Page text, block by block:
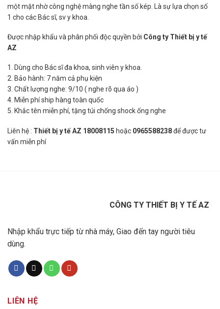
một mặt nhờ công nghệ màng nghe tần số kép. Là sự lựa chọn số
1 cho các Bác sĩ, sv y khoa.
Được nhập khẩu và phân phối độc quyền bởi Công ty Thiết bị y tế
AZ
1. Dùng cho Bác sĩ đa khoa, sinh viên y khoa.
2. Bảo hành: 7 năm cả phụ kiện
3. Chất lượng nghe: 9/10 ( nghe rõ qua áo )
4. Miễn phí ship hàng toàn quốc
5. Khắc tên miễn phí, tặng túi chống shock ống nghe
Liên hệ : Thiết bị y tế AZ 18008115 hoặc 0965588238để được tư
vấn miễn phí
CÔNG TY THIẾT BỊ Y TẾ AZ
Nhập khẩu trực tiếp từ nhà máy, Giao đến tay người tiêu
dùng.
LIÊN HỆ